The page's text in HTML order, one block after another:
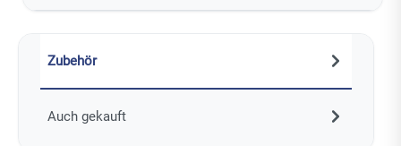
Zubehör
Auch gekauft